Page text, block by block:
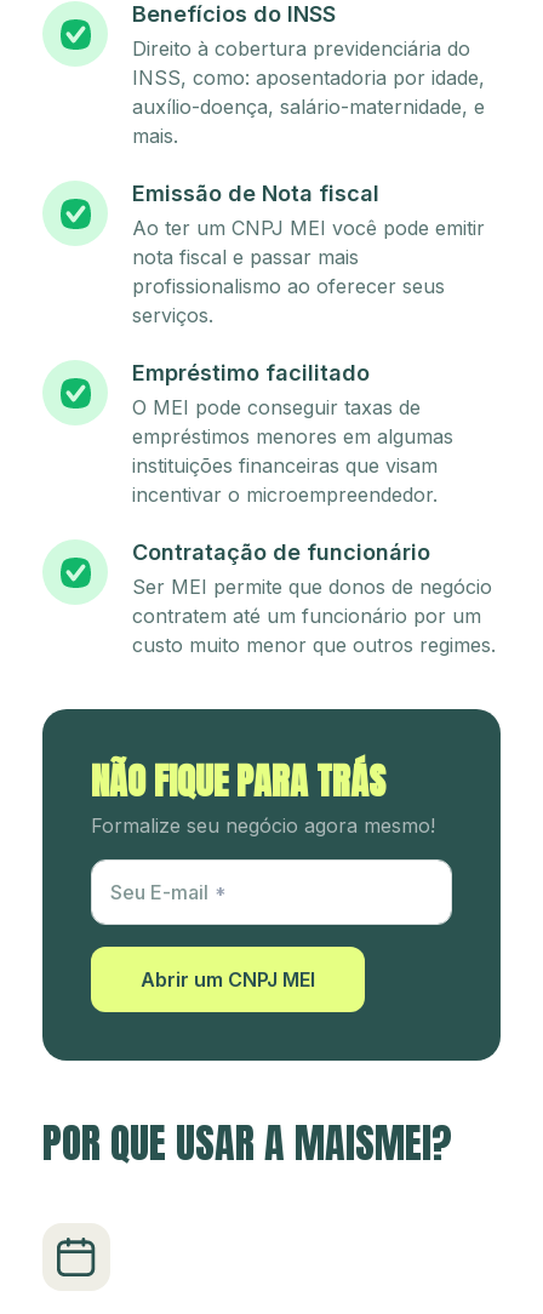
Benefícios do INSS
Direito à cobertura previdenciária do
INSS, como: aposentadoria por idade,
auxílio-doença, salário-maternidade, e
mais.
Emissão de Nota fiscal
Ao ter um CNPJ MEI você pode emitir
nota fiscal e passar mais
profissionalismo ao oferecer seus
serviços.
Empréstimo facilitado
O MEI pode conseguir taxas de
empréstimos menores em algumas
instituições financeiras que visam
incentivar o microempreendedor.
Contratação de funcionário
Ser MEI permite que donos de negócio
contratem até um funcionário por um
custo muito menor que outros regimes.
NÃO FIQUE PARA TRÁS
Formalize seu negócio agora mesmo!
Utm Content
Seu E-mail
Abrir um CNPJ MEI
POR QUE USAR A MAISMEI?